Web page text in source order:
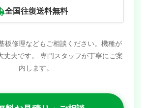
全国往復送料無料
板修理などもご相談ください。機種が
夫です。
専門スタッフが丁寧にご案
内します。